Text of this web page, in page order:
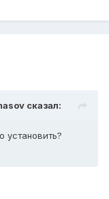
сказал:
установить?